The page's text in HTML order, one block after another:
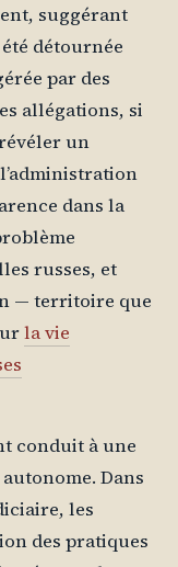
suggérant
détournée
par des
allégations, si
un
dans la
russes, et
— territoire que
la vie
conduit à une
Dans
les
des pratiques